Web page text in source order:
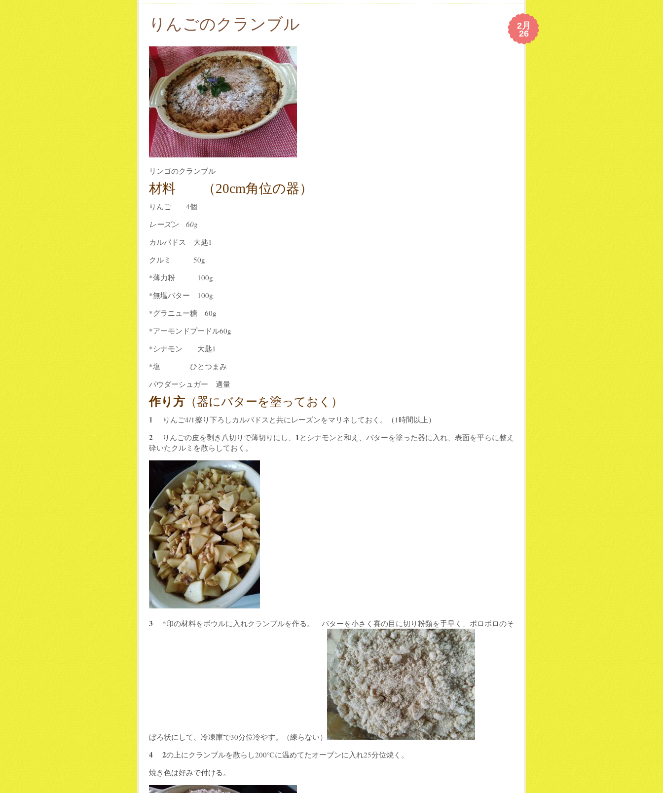
2月
26
りんごのクランブル
リンゴのクランブル
材料 （20cm角位の器）
りんご 4個
レーズン 60g
カルバドス 大匙1
クルミ 50g
*薄力粉 100g
*無塩バター 100g
*グラニュー糖 60g
*アーモンドプードル60g
*シナモン 大匙1
*塩 ひとつまみ
パウダーシュガー 適量
作り方 （器にバターを塗っておく）
1 りんご4/1擦り下ろしカルバドスと共にレーズンをマリネしておく。（1時間以上）
2 りんごの皮を剥き八切りで薄切りにし、 1とシナモンと和え、バターを塗った器に入れ、表面を平らに整え
砕いたクルミを散らしておく。
3 *印の材料をボウルに入れクランブルを作る。 バターを小さく賽の目に切り粉類を手早く、ポロポロのそ
ぼろ状にして、冷凍庫で30分位冷やす。（練らない）
4 2の上にクランブルを散らし200℃に温めてたオーブンに入れ25分位焼く。
焼き色は好みで付ける。